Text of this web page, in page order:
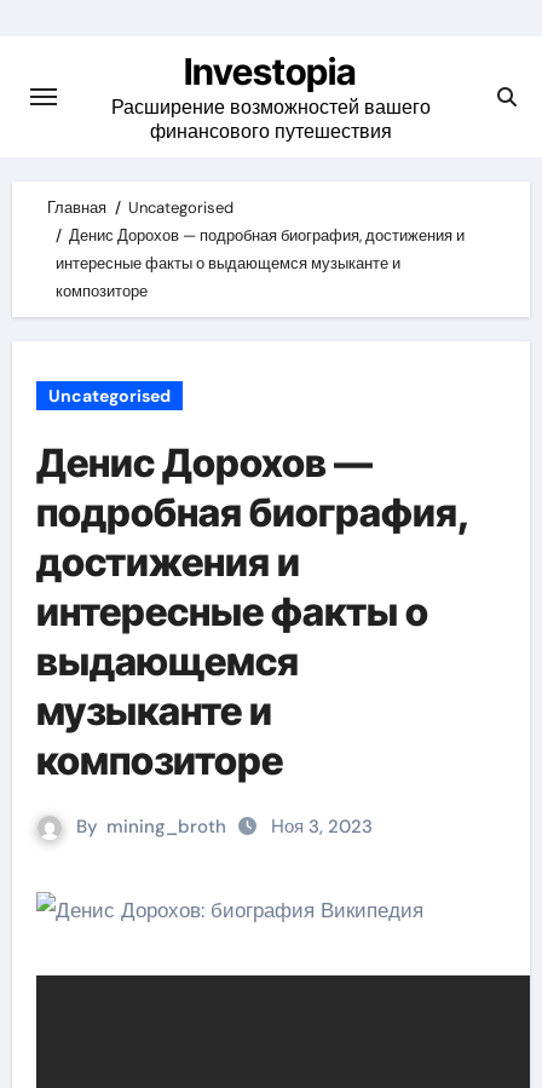
content
Investopia
Расширение возможностей вашего
финансового путешествия
Главная
Uncategorised
Денис Дорохов — подробная биография, достижения и
интересные факты о выдающемся музыканте и
композиторе
Uncategorised
Денис Дорохов —
подробная биография,
достижения и
интересные факты о
выдающемся
музыканте и
композиторе
By mining_broth Ноя 3, 2023